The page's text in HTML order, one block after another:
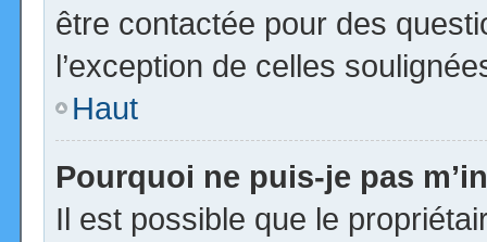
être contactée pour des
l’exception de celles
Haut
Pourquoi ne puis-je pas
Il est possible que le